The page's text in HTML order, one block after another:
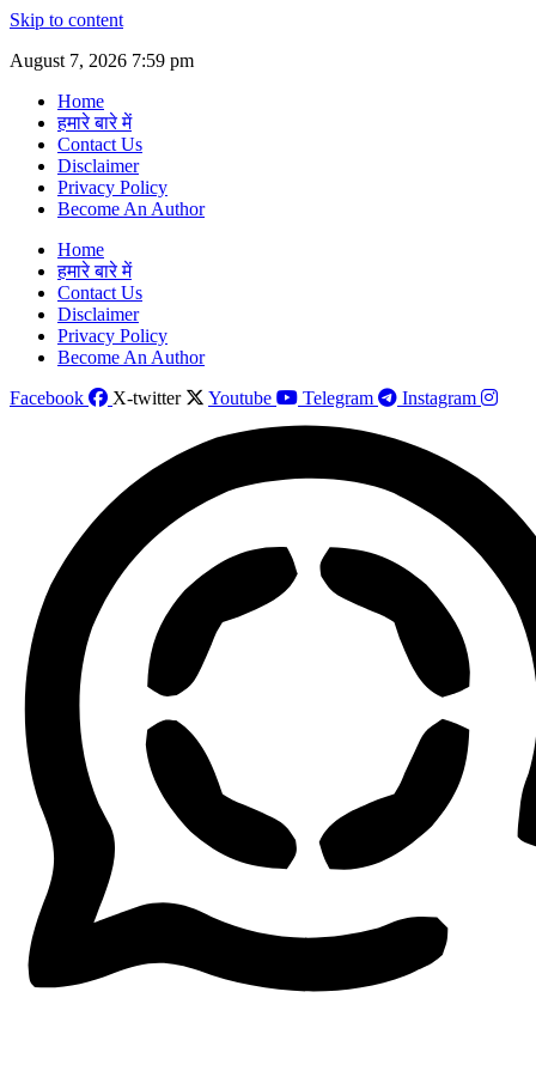
Skip to content
August 7, 2026 7:59 pm
Home
हमारे बारे में
Contact Us
Disclaimer
Privacy Policy
Become An Author
Home
हमारे बारे में
Contact Us
Disclaimer
Privacy Policy
Become An Author
Facebook
X-twitter Youtube Telegram Instagram